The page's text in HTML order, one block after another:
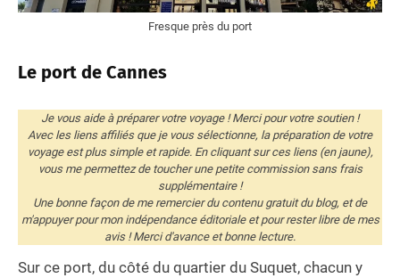
Fresque près du port
Le port de Cannes
Je vous aide à préparer votre voyage ! Merci pour votre soutien !
Avec les liens affiliés que je vous sélectionne, la préparation de votre
voyage est plus simple et rapide. En cliquant sur ces liens (en jaune),
vous me permettez de toucher une petite commission sans frais
supplémentaire !
Une bonne façon de me remercier du contenu gratuit du blog, et de
m'appuyer pour mon indépendance éditoriale et pour rester libre de mes
avis ! Merci d'avance et bonne lecture.
Sur ce port, du côté du quartier du Suquet, chacun y